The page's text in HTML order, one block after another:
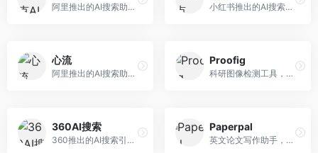
阿里推出的AI搜索助手，整合搜索与AI功能。面向年轻用户，提供智能搜索、文档处理、学习辅助等服务，与夸克生态深度整合。 小红书推出的AI搜索应用，专注于生活方式内容搜索。面向小红书用户，提供生活攻略、消费决策、内容推荐等服务，生活方式内容丰富。
心流
阿里推出的AI搜索助手，专注于智能信息获取。面向普通用户，提供智能搜索、内容整理、知识问答等服务，与阿里生态深度整合。
Proofig
科研图像检测工具，专注于学术图像完整性验证。面向科研人员，提供图像检测、重复分析、报告生成等服务，学术检测专业。
360AI搜索
360推出的AI搜索引擎，专注于安全智能搜索。面向普通用户，提供智能问答、网页搜索、内容整理等服务，安全防护能力强。
Paperpal
英文论文写作助手，专注于学术英语润色。面向需要发表国际期刊的研究者，提供语法检查、学术表达优化、格式规范等服务，英语表达地道专业。